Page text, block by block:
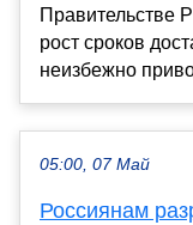
Правительстве
рост сроков
неизбежно
05:00, 07 Май
Россиянам